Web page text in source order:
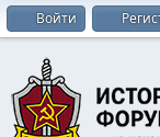
Войти